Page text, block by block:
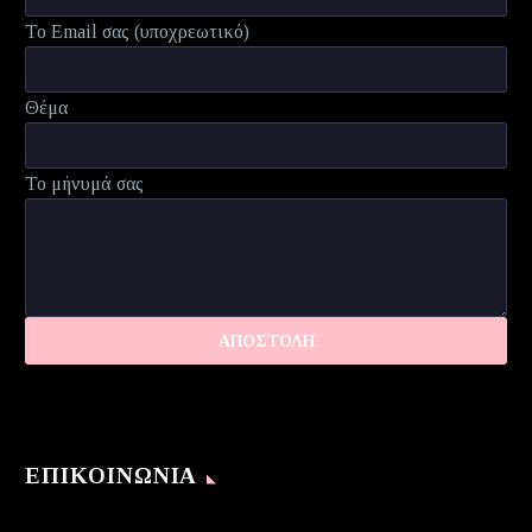
Το Email σας (υποχρεωτικό)
Θέμα
Το μήνυμά σας
ΕΠΙΚΟΙΝΩΝΊΑ